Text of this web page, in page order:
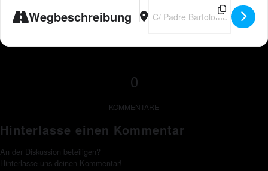
Wegbeschreibung
Address - ESP - Peter Wackel
Destination Address - ESP -
0
KOMMENTARE
Hinterlasse einen Kommentar
An der Diskussion beteiligen?
Hinterlasse uns deinen Kommentar!